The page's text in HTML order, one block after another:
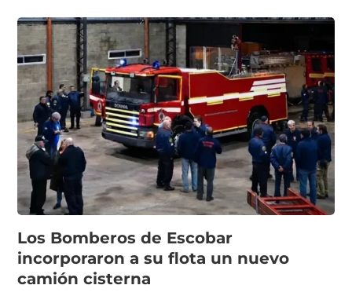
Los Bomberos de Escobar
incorporaron a su flota un nuevo
camión cisterna